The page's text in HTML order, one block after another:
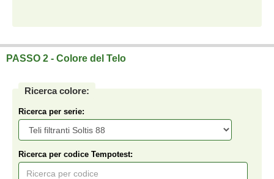
PASSO 2 - Colore del Telo
Ricerca colore:
Ricerca per serie:
Ricerca per codice Tempotest: